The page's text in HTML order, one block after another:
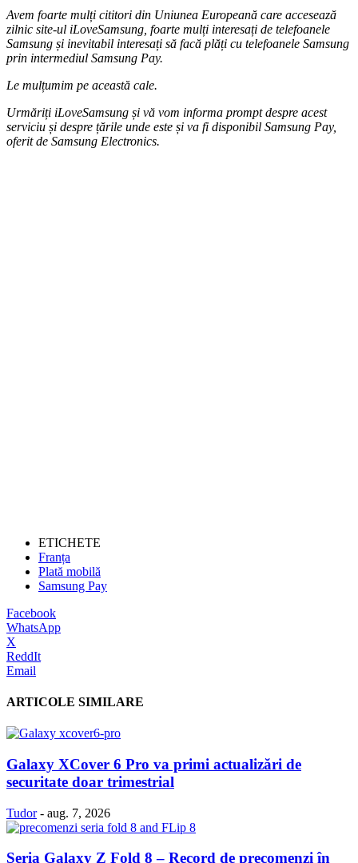
Avem foarte mulți cititori din Uniunea Europeană care accesează
zilnic site-ul iLoveSamsung, foarte mulți interesați de telefoanele
Samsung și inevitabil interesați să facă plăți cu telefoanele Samsung
prin intermediul Samsung Pay.
Le mulțumim pe această cale.
Urmăriți iLoveSamsung și vă vom informa prompt despre acest
serviciu și despre țările unde este și va fi disponibil Samsung Pay,
oferit de Samsung Electronics.
ETICHETE
Franța
Plată mobilă
Samsung Pay
Facebook
WhatsApp
X
ReddIt
Email
ARTICOLE SIMILARE
Galaxy XCover 6 Pro va primi actualizări de
securitate doar trimestrial
Tudor - aug. 7, 2026
Seria Galaxy Z Fold 8 – Record de precomenzi în